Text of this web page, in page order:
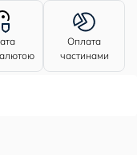
Оплата
частинами